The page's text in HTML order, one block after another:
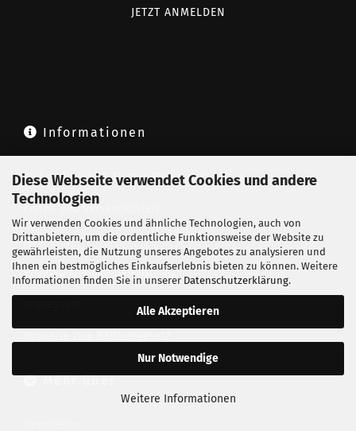
Diese Webseite verwendet Cookies und andere
Technologien
Wir verwenden Cookies und ähnliche Technologien, auch von
Drittanbietern, um die ordentliche Funktionsweise der Website zu
gewährleisten, die Nutzung unseres Angebotes zu analysieren und
Ihnen ein bestmögliches Einkaufserlebnis bieten zu können. Weitere
Informationen finden Sie in unserer Datenschutzerklärung.
Alle Akzeptieren
Nur Notwendige
Weitere Informationen
Informationen
Widerrufsrecht & Muster-Widerrufsformular
Liefer- und Versandkosten
AGB
Privatsphäre und Datenschutz